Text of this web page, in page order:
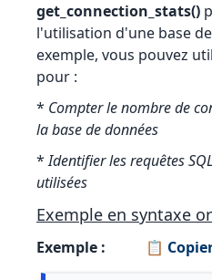
get_connection_stats()
l'utilisation d'une base
exemple, vous pouvez
pour :
* Compter le nombre de
la base de données
*Identifier les requêtes
utilisées
Exemple en syntaxe
Exemple : 📋